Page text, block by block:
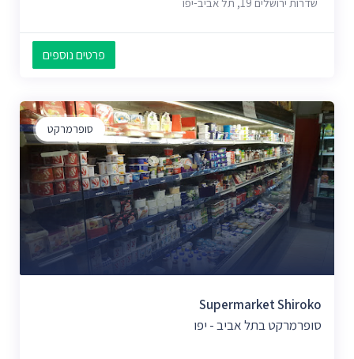
פרטים נוספים
סופרמרקט
Supermarket Shiroko
סופרמרקט בתל אביב - יפו